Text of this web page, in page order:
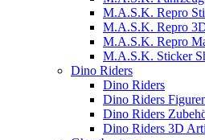
M.A.S.K. Repro
M.A.S.K. Repro
M.A.S.K. Repro
M.A.S.K. Sticker
Dino Riders
Dino Riders
Dino Riders
Dino Riders
Dino Riders 3D